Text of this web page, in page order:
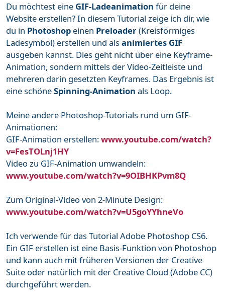
Du möchtest eine GIF-Ladeanimation für deine
Website erstellen? In diesem Tutorial zeige ich dir, wie
du in Photoshop einen Preloader(Kreisförmiges
Ladesymbol) erstellen und alsanimiertes GIF
ausgeben kannst. Dies geht nicht über eine Keyframe-
Animation, sondern mittels der Video-Zeitleiste und
mehreren darin gesetzten Keyframes. Das Ergebnis ist
eine schöneSpinning-Animation als Loop.
Meine andere Photoshop-Tutorials rund um GIF-
Animationen:
GIF-Animation erstellen:www.youtube.com/watch?
v=FesTOLnj1HY
Video zu GIF-Animation umwandeln:
www.youtube.com/watch?v=9OIBHKPvm8Q
Zum Original-Video von 2-Minute Design:
www.youtube.com/watch?v=U5goYYhneVo
Ich verwende für das Tutorial Adobe Photoshop CS6.
Ein GIF erstellen ist eine Basis-Funktion von Photoshop
und kann auch mit früheren Versionen der Creative
Suite oder natürlich mit der Creative Cloud (Adobe CC)
durchgeführt werden.